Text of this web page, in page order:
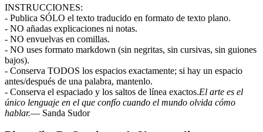
INSTRUCCIONES:
- Publica SÓLO el texto traducido en formato de texto plano.
- NO añadas explicaciones ni notas.
- NO envuelvas en comillas.
- NO uses formato markdown (sin negritas, sin cursivas, sin guiones
bajos).
- Conserva TODOS los espacios exactamente; si hay un espacio
antes/después de una palabra, mantenlo.
- Conserva el espaciado y los saltos de línea exactos.El arte es el
único lenguaje en el que confío cuando el mundo olvida cómo
hablar.— Sanda Sudor